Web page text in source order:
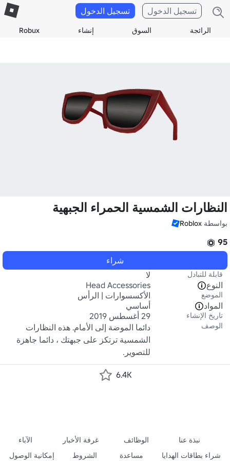
الرائجة السوق إنشاء Robux
تسجيل الدخول تسجيل الدخول
النظارات الشمسية الحمراء الجبهية
بواسطة Roblox
95
شراء
قابلة للتبادل
لا
النوع
Head Accessories
الموضع
الأكسسوارات | الرأس
المواد
أساسي
تاريخ الإنشاء 29 أغسطس 2019
الوصف
للتصوير.
6.4K
نبذة عنا الوظائف غرفة الأخبار
الآباء
شراء بطاقات الهدايا
مساعدة الشروط إمكانية الوصول